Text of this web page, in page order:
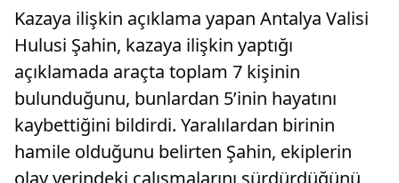
Kazaya ilişkin açıklama yapan Antalya Valisi
Hulusi Şahin, kazaya ilişkin yaptığı
açıklamada araçta toplam 7 kişinin
bulunduğunu, bunlardan 5’inin hayatını
kaybettiğini bildirdi. Yaralılardan birinin
hamile olduğunu belirten Şahin, ekiplerin